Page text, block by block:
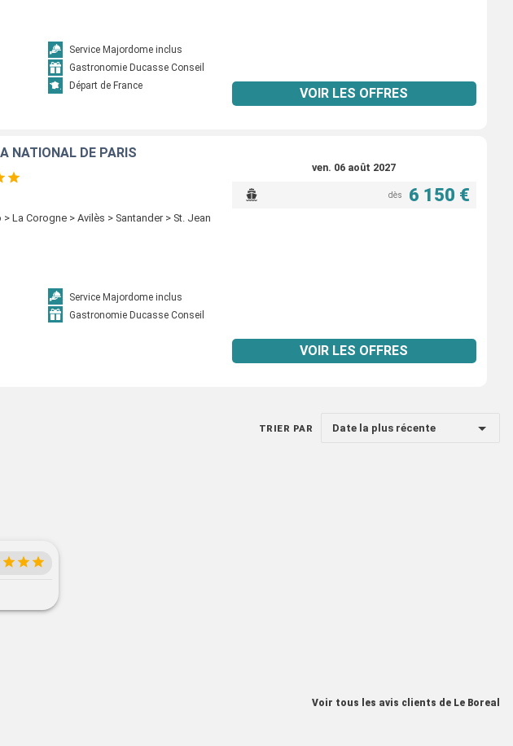
Service Majordome inclus
Gastronomie Ducasse Conseil
Départ de France VOIR LES OFFRES
NATIONAL DE PARIS
La Corogne > Avilès > Santander > St. Jean
Service Majordome inclus
Gastronomie Ducasse Conseil
ven. 06 août 2027
dès 6 150 €
VOIR LES OFFRES
TRIER PAR Date la plus récente
Voir tous les avis clients de Le Boreal